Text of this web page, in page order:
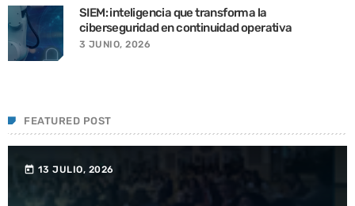
SIEM: inteligencia que transforma la
ciberseguridad en continuidad operativa
3 JUNIO, 2026
FEATURED POST
today 13 JULIO, 2026